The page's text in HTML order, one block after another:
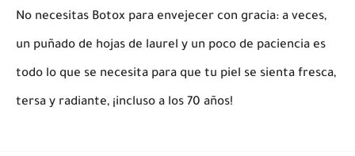
No necesitas Botox para envejecer con gracia: a veces,
un puñado de hojas de laurel y un poco de paciencia es
todo lo que se necesita para que tu piel se sienta fresca,
tersa y radiante, ¡incluso a los 70 años!